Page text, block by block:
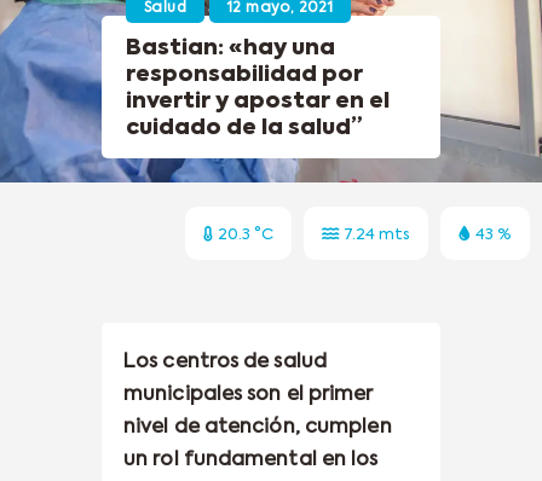
Salud 12 mayo, 2021
Bastian: «hay una
responsabilidad por
invertir y apostar en el
cuidado de la salud”
20.3 °C 7.24 mts 43 %
Los centros de salud
municipales son el primer
nivel de atención, cumplen
un rol fundamental en los